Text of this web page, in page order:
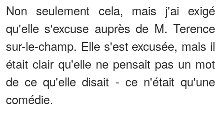
Non seulement cela, mais j'ai exigé
qu'elle s'excuse auprès de M. Terence
sur-le-champ. Elle s'est excusée, mais il
était clair qu'elle ne pensait pas un mot
de ce qu'elle disait - ce n'était qu'une
comédie.